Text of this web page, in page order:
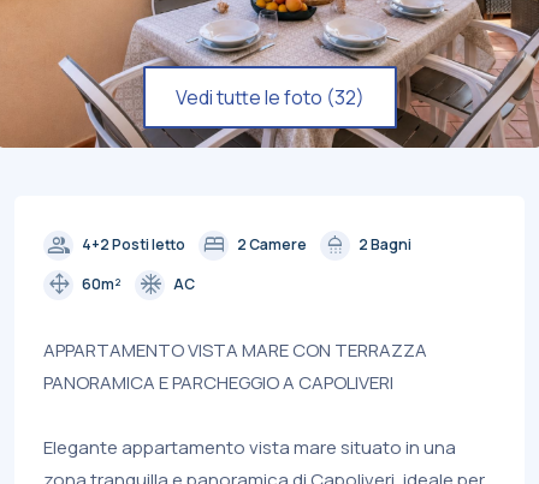
Vedi tutte le foto (32)
group 4+2 Posti letto bed 2 Camere shower 2 Bagni
drag_pan 60m² ac_unit AC
APPARTAMENTO VISTA MARE CON TERRAZZA
PANORAMICA E PARCHEGGIO A CAPOLIVERI
Elegante appartamento vista mare situato in una